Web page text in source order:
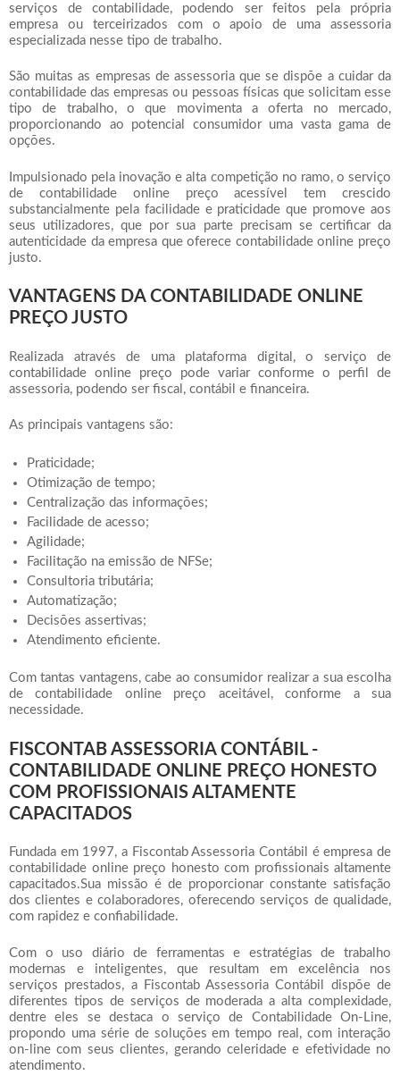
serviços de contabilidade, podendo ser feitos pela própria
empresa ou terceirizados com o apoio de uma assessoria
especializada nesse tipo de trabalho.
São muitas as empresas de assessoria que se dispõe a cuidar da
contabilidade das empresas ou pessoas físicas que solicitam esse
tipo de trabalho, o que movimenta a oferta no mercado,
proporcionando ao potencial consumidor uma vasta gama de
opções.
Impulsionado pela inovação e alta competição no ramo, o serviço
de contabilidade online preço acessível tem crescido
substancialmente pela facilidade e praticidade que promove aos
seus utilizadores, que por sua parte precisam se certificar da
autenticidade da empresa que oferece contabilidade online preço
justo.
VANTAGENS DA CONTABILIDADE ONLINE
PREÇO JUSTO
Realizada através de uma plataforma digital, o serviço de
contabilidade online preço pode variar conforme o perfil de
assessoria, podendo ser fiscal, contábil e financeira.
As principais vantagens são:
Praticidade;
Otimização de tempo;
Centralização das informações;
Facilidade de acesso;
Agilidade;
Facilitação na emissão de NFSe;
Consultoria tributária;
Automatização;
Decisões assertivas;
Atendimento eficiente.
Com tantas vantagens, cabe ao consumidor realizar a sua escolha
decontabilidade online preço aceitável, conforme a sua
necessidade.
FISCONTAB ASSESSORIA CONTÁBIL -
CONTABILIDADE ONLINE PREÇO HONESTO
COM PROFISSIONAIS ALTAMENTE
CAPACITADOS
Fundada em 1997, a Fiscontab Assessoria Contábil é empresa de
contabilidade online preço honesto com profissionais altamente
capacitados.Sua missão é de proporcionar constante satisfação
dos clientes e colaboradores, oferecendo serviços de qualidade,
com rapidez e confiabilidade.
Com o uso diário de ferramentas e estratégias de trabalho
modernas e inteligentes, que resultam em excelência nos
serviços prestados, a Fiscontab Assessoria Contábil dispõe de
diferentes tipos de serviços de moderada a alta complexidade,
dentre eles se destaca o serviço de Contabilidade On-Line,
propondo uma série de soluções em tempo real, com interação
on-line com seus clientes, gerando celeridade e efetividade no
atendimento.